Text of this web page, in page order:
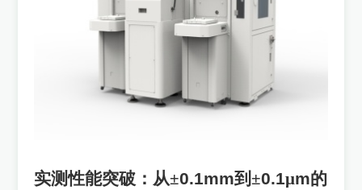
实测性能突破：从±0.1mm到±0.1μm的